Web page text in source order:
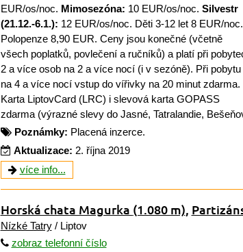
EUR/os/noc. Mimosezóna: 10 EUR/os/noc. Silvestr
(21.12.-6.1.): 12 EUR/os/noc. Děti 3-12 let 8 EUR/noc.
Polopenze 8,90 EUR. Ceny jsou konečné (včetně
všech poplatků, povlečení a ručníků) a platí při
2 a více osob na 2 a více nocí (i v sezóně). Při pobytu
na 4 a více nocí vstup do vířivky na 20 minut zdarma.
Karta LiptovCard (LRC) i slevová karta GOPASS
zdarma (výrazné slevy do Jasné, Tatralandie,
Poznámky: Placená inzerce.
Aktualizace: 2. října 2019
více info...
Horská chata Magurka (1.080 m),
Nízké Tatry/ Liptov
zobraz telefonní číslo